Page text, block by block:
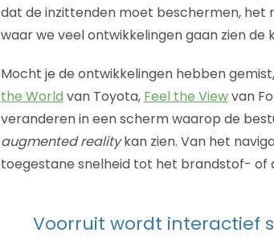
dat de inzittenden moet beschermen, het
waar we veel ontwikkelingen gaan zien de
Mocht je de ontwikkelingen hebben
the World van Toyota, Feel the Viewvan
veranderen in een scherm waarop de
augmented realitykan zien. Van het
toegestane snelheid tot het brandstof- of
Voorruit wordt interactief